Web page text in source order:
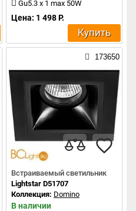
Gu5.3 x 1 max 50W
Цена: 1 498 Р.
Купить
173650
Встраиваемый светильник
Lightstar D51707
Коллекция: Domino
В наличии